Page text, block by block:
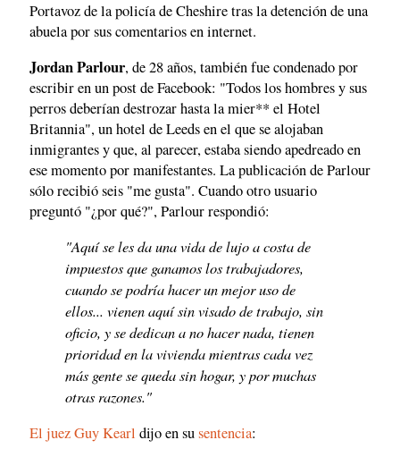
Portavoz de la policía de Cheshire tras la detención de una
abuela por sus comentarios en internet.
Jordan Parlour, de 28 años, también fue condenado por
escribir en un post de Facebook: "Todos los hombres y sus
perros deberían destrozar hasta la mier** el Hotel
Britannia", un hotel de Leeds en el que se alojaban
inmigrantes y que, al parecer, estaba siendo apedreado en
ese momento por manifestantes. La publicación de Parlour
sólo recibió seis "me gusta". Cuando otro usuario
preguntó "¿por qué?", Parlour respondió:
"Aquí se les da una vida de lujo a costa de
impuestos que ganamos los trabajadores,
cuando se podría hacer un mejor uso de
ellos... vienen aquí sin visado de trabajo, sin
oficio, y se dedican a no hacer nada, tienen
prioridad en la vivienda mientras cada vez
más gente se queda sin hogar, y por muchas
otras razones."
El juez Guy Kearl dijo en susentencia: